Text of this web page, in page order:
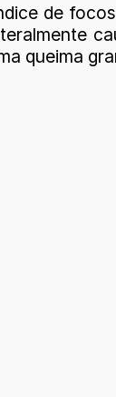
de
queima